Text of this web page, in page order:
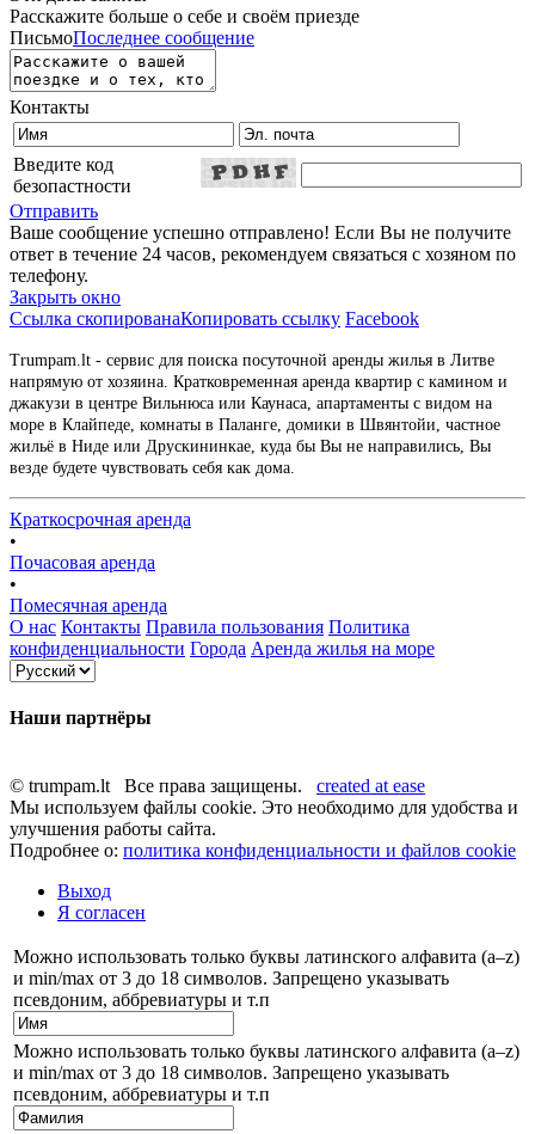
Расскажите больше о себе и своём приезде
ПисьмоПоследнее сообщение
Контакты
Введите код
безопастности
Отправить
Ваше сообщение успешно отправлено! Если Вы не получите
ответ в течение 24 часов, рекомендуем связаться с хозяном по
телефону.
Закрыть окно
Ссылка скопированаКопировать ссылку Facebook
Trumpam.lt - сервис для поиска посуточной аренды жилья в Литве
напрямую от хозяина. Кратковременная аренда квартир с камином и
джакузи в центре Вильнюса или Каунаса, апартаменты с видом на
море в Клайпеде, комнаты в Паланге, домики в Швянтойи, частное
жильё в Ниде или Друскининкае, куда бы Вы не направились, Вы
везде будете чувствовать себя как дома.
Краткосрочная аренда
•
Почасовая аренда
•
Помесячная аренда
О нас Контакты Правила пользования Политика
конфиденциальности Города Аренда жилья на море
Наши партнёры
© trumpam.lt Все права защищены. created at ease
Мы используем файлы cookie. Это необходимо для удобства и
улучшения работы сайта.
Подробнее о: политика конфиденциальности и файлов cookie
Выход
Я согласен
Можно использовать только буквы латинского алфавита (a–z)
и min/max от 3 до 18 символов. Запрещено указывать
псевдоним, аббревиатуры и т.п
Можно использовать только буквы латинского алфавита (a–z)
и min/max от 3 до 18 символов. Запрещено указывать
псевдоним, аббревиатуры и т.п